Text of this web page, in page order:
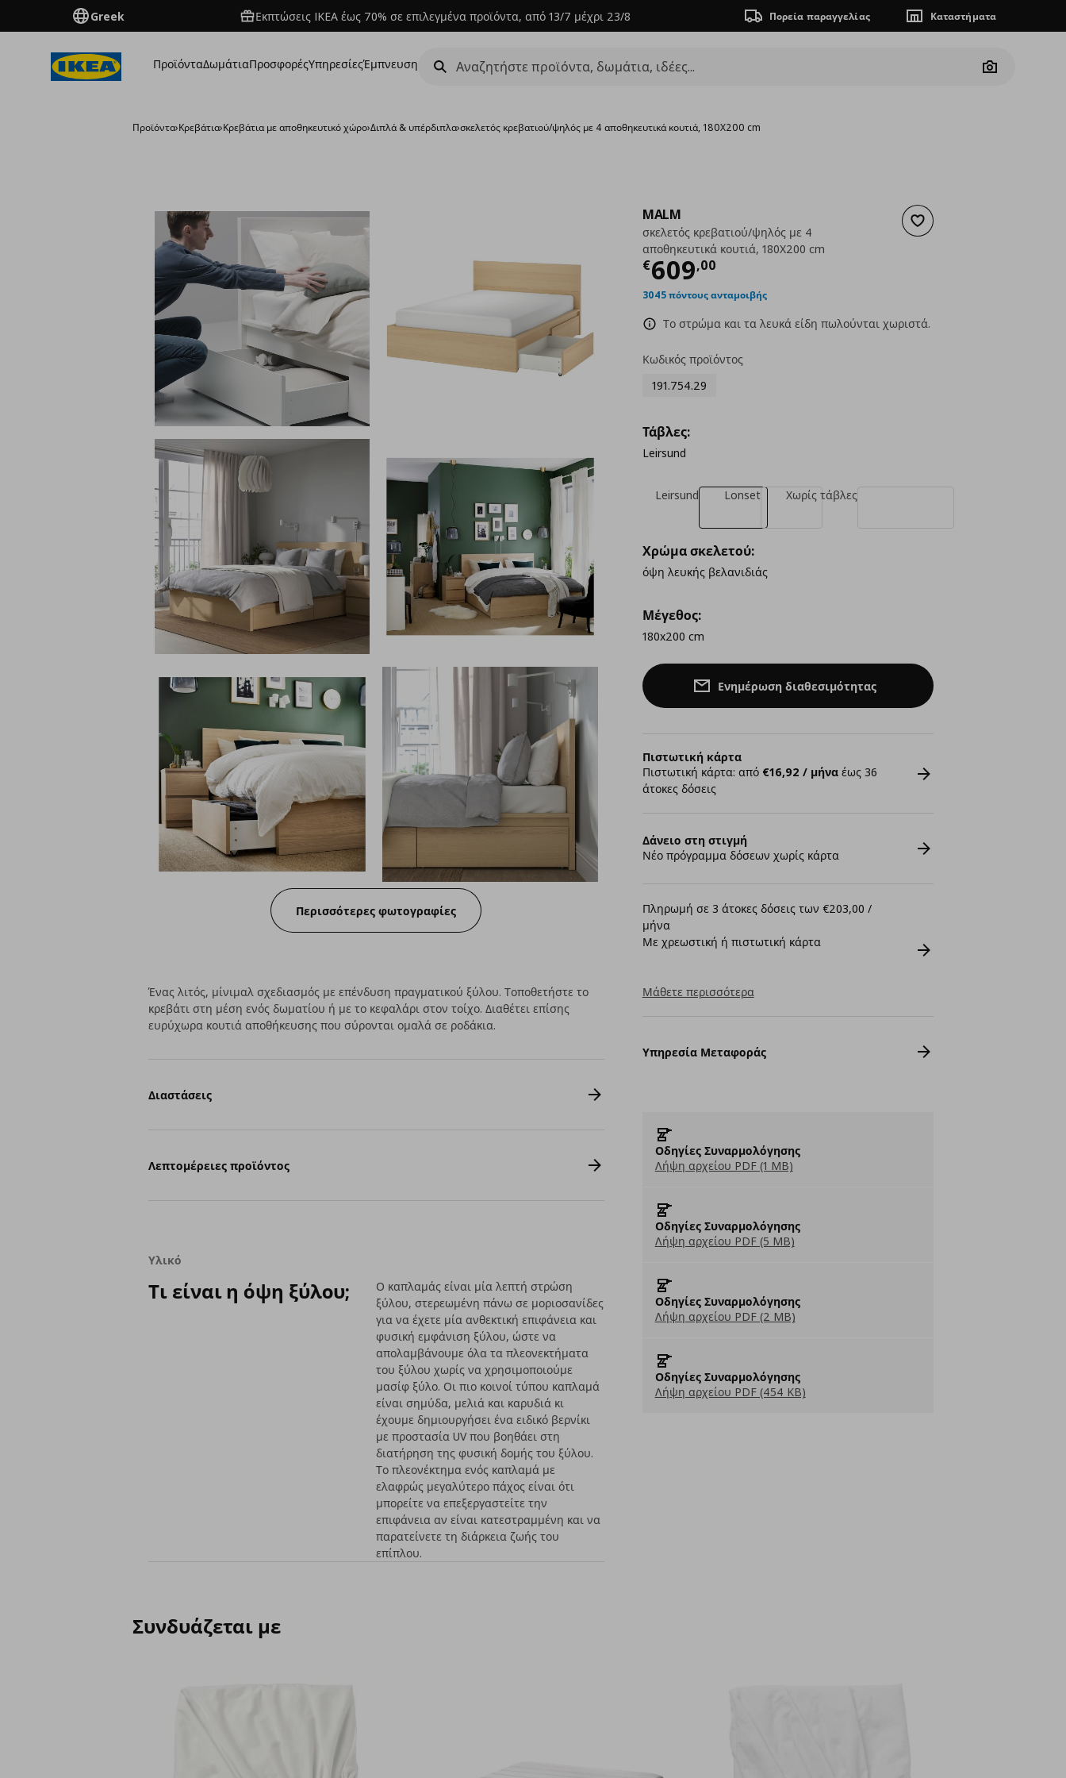
Greek Εκπτώσεις IKEA έως 70% σε επιλεγμένα προϊόντα, από 13/7 μέχρι 23/8 Πορεία παραγγελίας Καταστήματα
ΠροϊόνταΔωμάτιαΠροσφορέςΥπηρεσίεςΈμπνευση
Camera
Προϊόντα›Κρεβάτια›Κρεβάτια με αποθηκευτικό χώρο›Διπλά & υπέρδιπλα›σκελετός κρεβατιού/ψηλός με 4 αποθηκευτικά κουτιά, 180X200 cm
Περισσότερες φωτογραφίες
Προσθήκη στα αγαπημένα
MALM
σκελετός κρεβατιού/ψηλός με 4
αποθηκευτικά κουτιά, 180X200 cm
€609,00
Τρέχουσα τιμή
3045 πόντους ανταμοιβής
Το στρώμα και τα λευκά είδη πωλούνται χωριστά.
Κωδικός προϊόντος
191.754.29
Τάβλες:
Leirsund
Leirsund Lonset Χωρίς τάβλες
Χρώμα σκελετού:
όψη λευκής βελανιδιάς
Μέγεθος:
180x200 cm
Ενημέρωση διαθεσιμότητας
Πιστωτική κάρτα
Πιστωτική κάρτα: από €16,92 / μήναέως 36
άτοκες δόσεις
Δάνειο στη στιγμή
Νέο πρόγραμμα δόσεων χωρίς κάρτα
Πληρωμή σε 3 άτοκες δόσεις των €203,00 /
μήνα
Με χρεωστική ή πιστωτική κάρτα
Μάθετε περισσότερα
Υπηρεσία Μεταφοράς
Οδηγίες Συναρμολόγησης
Λήψη αρχείου PDF (1 MB)
Οδηγίες Συναρμολόγησης
Λήψη αρχείου PDF (5 MB)
Οδηγίες Συναρμολόγησης
Λήψη αρχείου PDF (2 MB)
Οδηγίες Συναρμολόγησης
Λήψη αρχείου PDF (454 KB)
Ένας λιτός, μίνιμαλ σχεδιασμός με επένδυση πραγματικού ξύλου. Τοποθετήστε το
κρεβάτι στη μέση ενός δωματίου ή με το κεφαλάρι στον τοίχο. Διαθέτει επίσης
ευρύχωρα κουτιά αποθήκευσης που σύρονται ομαλά σε ροδάκια.
Διαστάσεις
Λεπτομέρειες προϊόντος
Υλικό
Τι είναι η όψη ξύλου;
Ο καπλαμάς είναι μία λεπτή στρώση
ξύλου, στερεωμένη πάνω σε μοριοσανίδες
για να έχετε μία ανθεκτική επιφάνεια και
φυσική εμφάνιση ξύλου, ώστε να
απολαμβάνουμε όλα τα πλεονεκτήματα
του ξύλου χωρίς να χρησιμοποιούμε
μασίφ ξύλο. Οι πιο κοινοί τύπου καπλαμά
είναι σημύδα, μελιά και καρυδιά κι
έχουμε δημιουργήσει ένα ειδικό βερνίκι
με προστασία UV που βοηθάει στη
διατήρηση της φυσική δομής του ξύλου.
Το πλεονέκτημα ενός καπλαμά με
ελαφρώς μεγαλύτερο πάχος είναι ότι
μπορείτε να επεξεργαστείτε την
επιφάνεια αν είναι κατεστραμμένη και να
παρατείνετε τη διάρκεια ζωής του
επίπλου.
Συνδυάζεται με